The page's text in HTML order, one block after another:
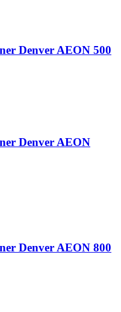
Denver AEON 500
Denver AEON
Denver AEON 800